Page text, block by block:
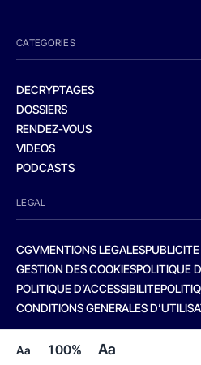
Aa 100% Aa
CATEGORIES
DECRYPTAGES
DOSSIERS
RENDEZ-VOUS
VIDEOS
PODCASTS
LEGAL
CGVMENTIONS LEGALES
GESTION DES COOKIESPOLITIQUE
POLITIQUE D’ACCESSIBILITE
CONDITIONS GENERALES